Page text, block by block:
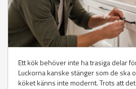
Ett kök behöver inte ha trasiga delar
Luckorna kanske stänger som de ska
köket känns inte modernt. Trots att